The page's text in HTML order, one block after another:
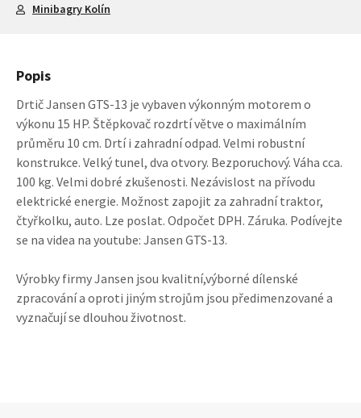
Minibagry Kolín
Popis
Drtič Jansen GTS-13 je vybaven výkonným motorem o
výkonu 15 HP. Štěpkovač rozdrtí větve o maximálním
průměru 10 cm. Drtí i zahradní odpad. Velmi robustní
konstrukce. Velký tunel, dva otvory. Bezporuchový. Váha cca.
100 kg. Velmi dobré zkušenosti. Nezávislost na přívodu
elektrické energie. Možnost zapojit za zahradní traktor,
čtyřkolku, auto. Lze poslat. Odpočet DPH. Záruka. Podívejte
se na videa na youtube: Jansen GTS-13.
Výrobky firmy Jansen jsou kvalitní,výborné dílenské
zpracování a oproti jiným strojům jsou předimenzované a
vyznačují se dlouhou životnost.